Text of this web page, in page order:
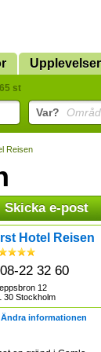
Upplevelser
st
Var?
Reisen
Skicka e-post
Hotel Reisen
08-22 32 60
12
30 Stockholm
Ändra informationen